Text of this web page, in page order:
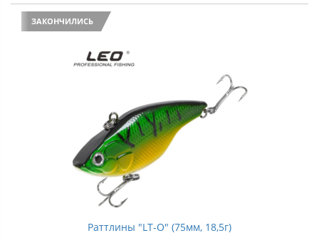
ЗАКОНЧИЛИСЬ
Раттлины "LT-O" (75мм, 18,5г)